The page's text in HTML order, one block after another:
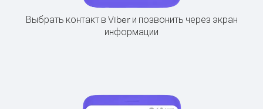
Выбрать контакт в Viber и позвонить через экран
информации